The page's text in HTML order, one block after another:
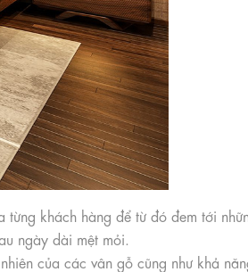
khách hàng để từ đó đem tới
ngày dài mệt mỏi.
của các vân gỗ cũng như khả